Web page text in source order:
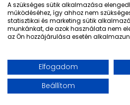
© 1992-2026 Európa
Rights
Etika
Adatvédelem
Impresszum
A szükséges sütik alkalmazása
működéséhez, így ahhoz nem
statisztikai és marketing sütik
munkánkat, de azok használata nem
az Ön hozzájárulása esetén
Elfogadom
Beállítom